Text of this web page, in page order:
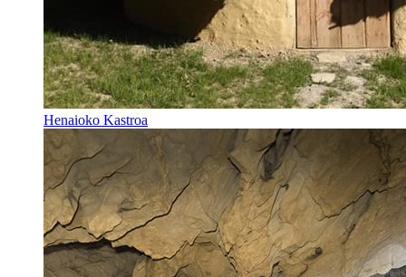
Henaioko Kastroa